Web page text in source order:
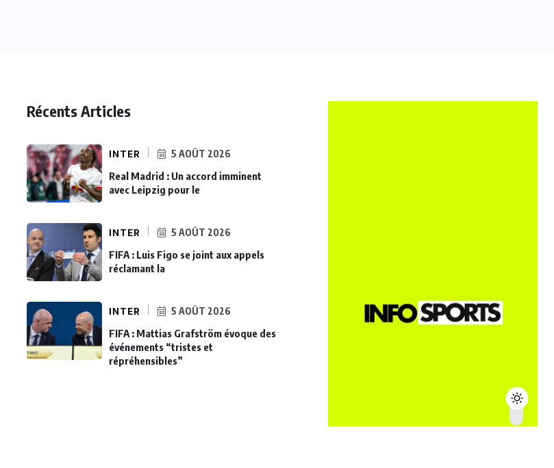
Récents Articles
INTER 5 AOÛT 2026
Real Madrid : Un accord imminent
avec Leipzig pour le
INTER 5 AOÛT 2026
FIFA : Luis Figo se joint aux appels
réclamant la
INTER 5 AOÛT 2026
FIFA : Mattias Grafström évoque des
événements “tristes et
répréhensibles”